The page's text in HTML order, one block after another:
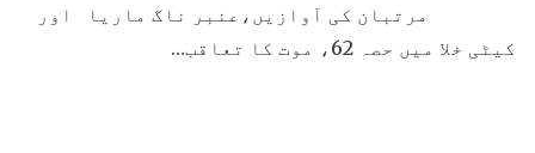
مرتبان کی آوازیں،عنبر ناگ ماریا اور
کیٹی خلا میں حصہ 62، موت کا تعاقب…